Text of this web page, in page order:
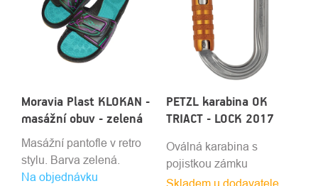
Moravia Plast KLOKAN -
masážní obuv - zelená
Na objednávku
Masážní pantofle v retro
stylu. Barva zelená.
PETZL karabina OK
TRIACT - LOCK 2017
Oválná karabina s
pojistkou zámku